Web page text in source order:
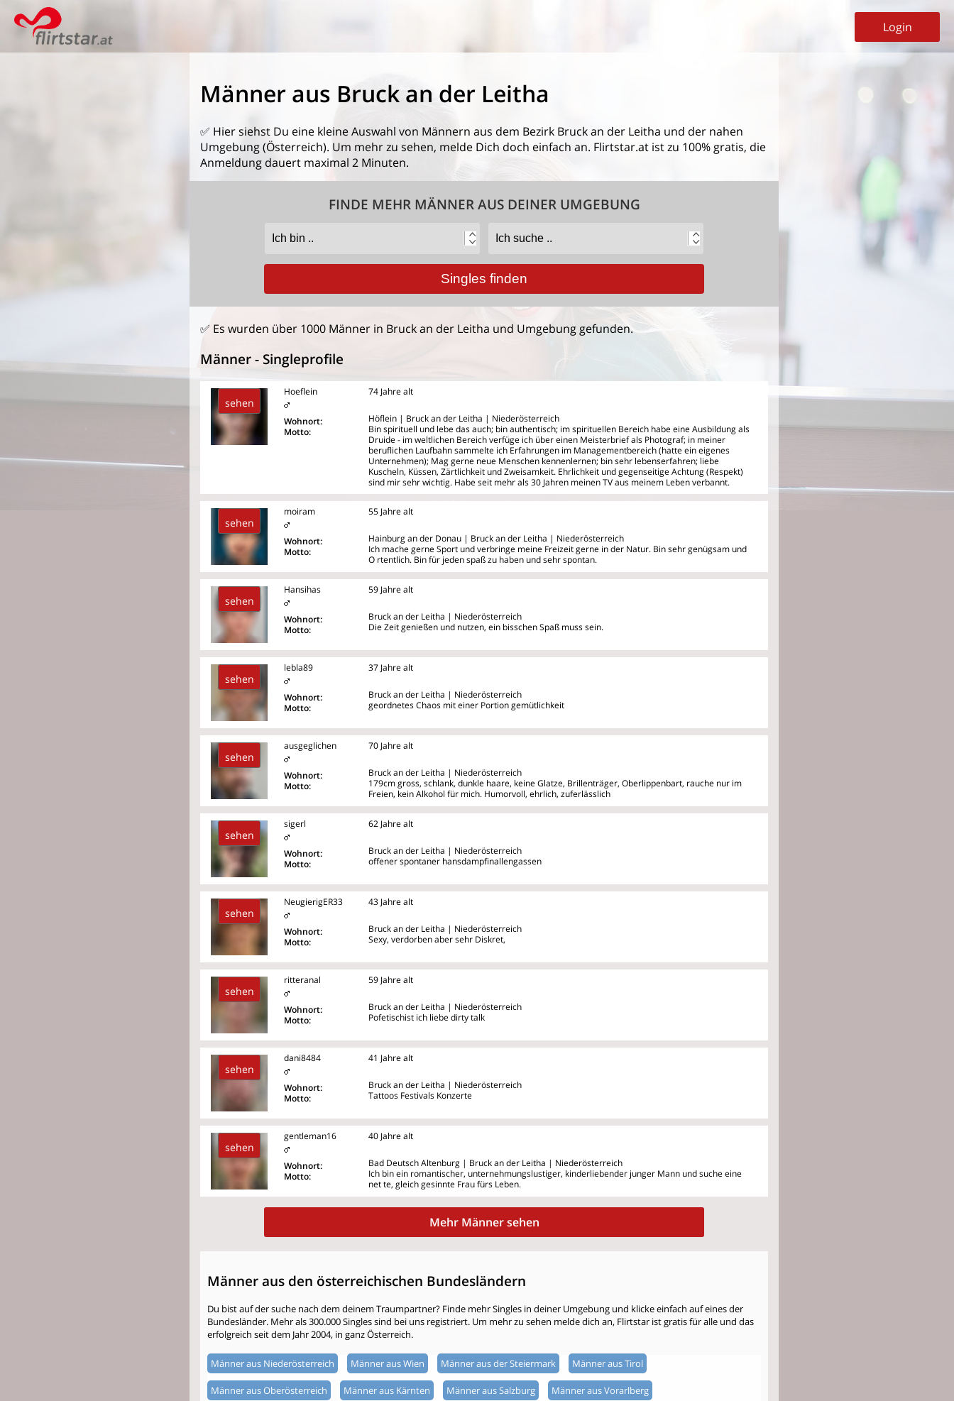
Login
Männer aus Bruck an der Leitha
✅ Hier siehst Du eine kleine Auswahl von Männern aus dem Bezirk Bruck an der Leitha und der nahen
Umgebung (Österreich). Um mehr zu sehen, melde Dich doch einfach an. Flirtstar.at ist zu 100% gratis, die
Anmeldung dauert maximal 2 Minuten.
FINDE MEHR MÄNNER AUS DEINER UMGEBUNG
✅ Es wurden über 1000 Männer in Bruck an der Leitha und Umgebung gefunden.
Männer - Singleprofile
sehen
Hoeflein
Wohnort:
Motto:
74 Jahre alt
Höflein | Bruck an der Leitha | Niederösterreich
Bin spirituell und lebe das auch; bin authentisch; im spirituellen Bereich habe eine Ausbildung als
Druide - im weltlichen Bereich verfüge ich über einen Meisterbrief als Photograf; in meiner
beruflichen Laufbahn sammelte ich Erfahrungen im Managementbereich (hatte ein eigenes
Unternehmen); Mag gerne neue Menschen kennenlernen; bin sehr lebenserfahren; liebe
Kuscheln, Küssen, Zärtlichkeit und Zweisamkeit. Ehrlichkeit und gegenseitige Achtung (Respekt)
sind mir sehr wichtig. Habe seit mehr als 30 Jahren meinen TV aus meinem Leben verbannt.
sehen
moiram
Wohnort:
Motto:
55 Jahre alt
Hainburg an der Donau | Bruck an der Leitha | Niederösterreich
Ich mache gerne Sport und verbringe meine Freizeit gerne in der Natur. Bin sehr genügsam und
O rtentlich. Bin für jeden spaß zu haben und sehr spontan.
sehen
Hansihas
Wohnort:
Motto:
59 Jahre alt
Bruck an der Leitha | Niederösterreich
Die Zeit genießen und nutzen, ein bisschen Spaß muss sein.
sehen
lebla89
Wohnort:
Motto:
37 Jahre alt
Bruck an der Leitha | Niederösterreich
geordnetes Chaos mit einer Portion gemütlichkeit
sehen
ausgeglichen
Wohnort:
Motto:
70 Jahre alt
Bruck an der Leitha | Niederösterreich
179cm gross, schlank, dunkle haare, keine Glatze, Brillenträger, Oberlippenbart, rauche nur im
Freien, kein Alkohol für mich. Humorvoll, ehrlich, zuferlässlich
sehen
sigerl
Wohnort:
Motto:
62 Jahre alt
Bruck an der Leitha | Niederösterreich
offener spontaner hansdampfinallengassen
sehen
NeugierigER33
Wohnort:
Motto:
43 Jahre alt
Bruck an der Leitha | Niederösterreich
Sexy, verdorben aber sehr Diskret,
sehen
ritteranal
Wohnort:
Motto:
59 Jahre alt
Bruck an der Leitha | Niederösterreich
Pofetischist ich liebe dirty talk
sehen
dani8484
Wohnort:
Motto:
41 Jahre alt
Bruck an der Leitha | Niederösterreich
Tattoos Festivals Konzerte
sehen
gentleman16
Wohnort:
Motto:
40 Jahre alt
Bad Deutsch Altenburg | Bruck an der Leitha | Niederösterreich
Ich bin ein romantischer, unternehmungslustiger, kinderliebender junger Mann und suche eine
net te, gleich gesinnte Frau fürs Leben.
Mehr Männer sehen
Männer aus den österreichischen Bundesländern
Du bist auf der suche nach dem deinem Traumpartner? Finde mehr Singles in deiner Umgebung und klicke einfach auf eines der
Bundesländer. Mehr als 300.000 Singles sind bei uns registriert. Um mehr zu sehen melde dich an, Flirtstar ist gratis für alle und das
erfolgreich seit dem Jahr 2004, in ganz Österreich.
Männer aus Niederösterreich Männer aus Wien Männer aus der Steiermark Männer aus Tirol
Männer aus Oberösterreich Männer aus Kärnten Männer aus Salzburg Männer aus Vorarlberg